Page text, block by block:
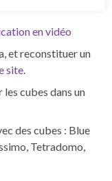
en vidéo
et reconstituer un
site.
les cubes dans un
des cubes : Blue
Tetradomo,